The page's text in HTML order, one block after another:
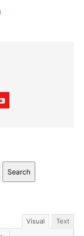
Search
Visual Text